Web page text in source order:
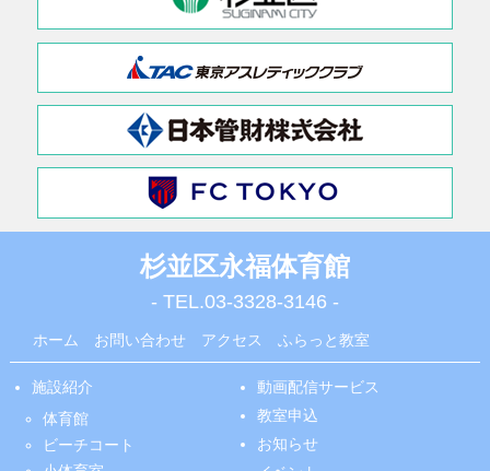
杉並区永福体育館
- TEL.03-3328-3146 -
ホーム お問い合わせ アクセス ふらっと教室
施設紹介
体育館
ビーチコート
動画配信サービス
教室申込
お知らせ